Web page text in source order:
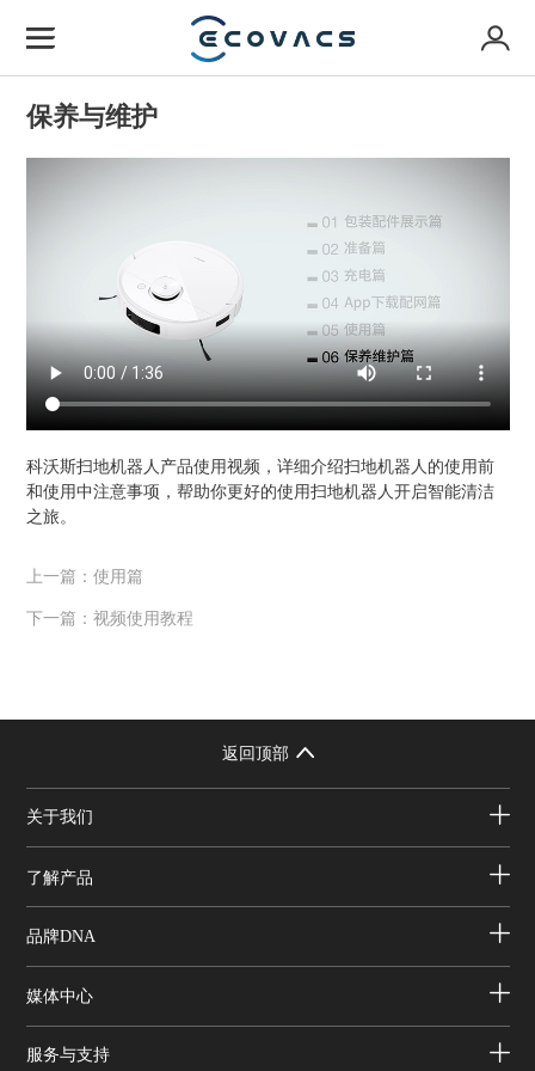
保养与维护
科沃斯扫地机器人产品使用视频，详细介绍扫地机器人的使用前
和使用中注意事项，帮助你更好的使用扫地机器人开启智能清洁
之旅。
上一篇： 使用篇
下一篇： 视频使用教程
返回顶部
关于我们
了解产品
品牌DNA
媒体中心
服务与支持